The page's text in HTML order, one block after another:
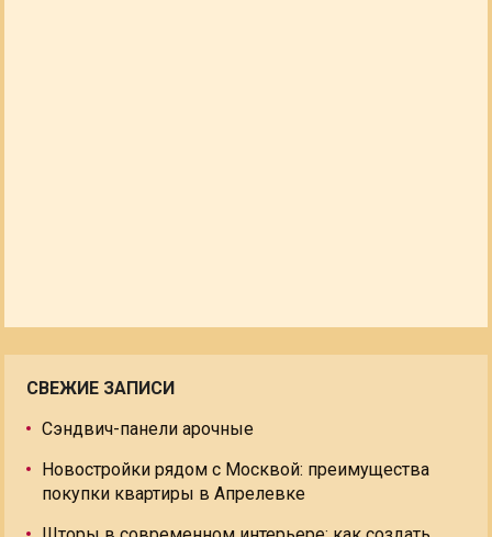
СВЕЖИЕ ЗАПИСИ
Сэндвич-панели арочные
Новостройки рядом с Москвой: преимущества
покупки квартиры в Апрелевке